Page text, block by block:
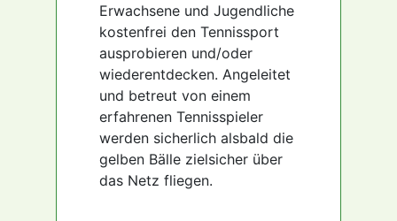
Erwachsene und Jugendliche
kostenfrei den Tennissport
ausprobieren und/oder
wiederentdecken. Angeleitet
und betreut von einem
erfahrenen Tennisspieler
werden sicherlich alsbald die
gelben Bälle zielsicher über
das Netz fliegen.